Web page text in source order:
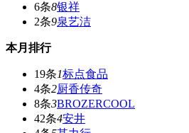
6条8银祥
2条9泉艺洁
本月排行
19条1标点食品
4条2厨香传奇
8条3BROZERCOOL
42条4安井